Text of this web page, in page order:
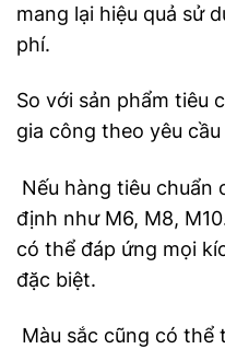
mang lại hiệu quả sử
phí.
So với sản phẩm tiêu
gia công theo yêu
Nếu hàng tiêu chuẩn
định như M6, M8,
có thể đáp ứng mọi
đặc biệt.
Màu sắc cũng có thể